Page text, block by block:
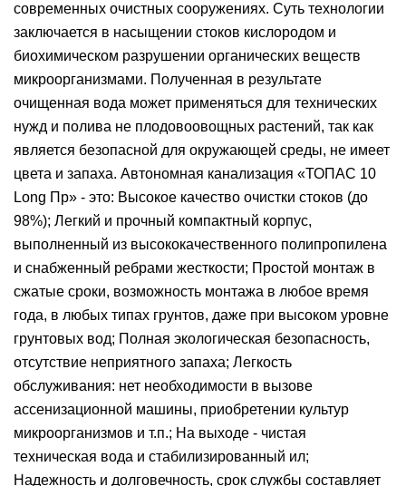
современных очистных сооружениях. Суть технологии
заключается в насыщении стоков кислородом и
биохимическом разрушении органических веществ
микроорганизмами. Полученная в результате
очищенная вода может применяться для технических
нужд и полива не плодовоовощных растений, так как
является безопасной для окружающей среды, не имеет
цвета и запаха. Автономная канализация «ТОПАС 10
Long Пр» - это: Высокое качество очистки стоков (до
98%); Легкий и прочный компактный корпус,
выполненный из высококачественного полипропилена
и снабженный ребрами жесткости; Простой монтаж в
сжатые сроки, возможность монтажа в любое время
года, в любых типах грунтов, даже при высоком уровне
грунтовых вод; Полная экологическая безопасность,
отсутствие неприятного запаха; Легкость
обслуживания: нет необходимости в вызове
ассенизационной машины, приобретении культур
микроорганизмов и т.п.; На выходе - чистая
техническая вода и стабилизированный ил;
Надежность и долговечность, срок службы составляет